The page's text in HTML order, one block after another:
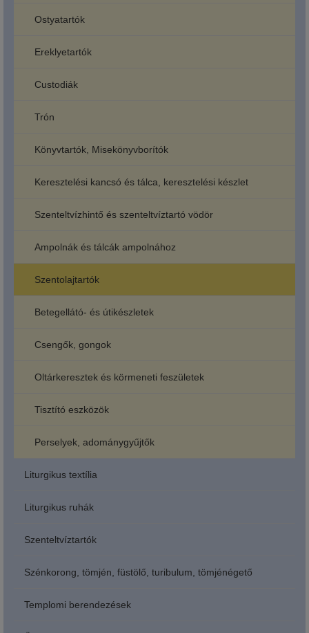
Ostyatartók
Ereklyetartók
Custodiák
Trón
Könyvtartók, Misekönyvborítók
Keresztelési kancsó és tálca, keresztelési készlet
Szenteltvízhintő és szenteltvíztartó vödör
Ampolnák és tálcák ampolnához
Szentolajtartók
Betegellátó- és útikészletek
Csengők, gongok
Oltárkeresztek és körmeneti feszületek
Tisztító eszközök
Perselyek, adománygyűjtők
Liturgikus textília
Liturgikus ruhák
Szenteltvíztartók
Szénkorong, tömjén, füstölő, turibulum, tömjénégető
Templomi berendezések